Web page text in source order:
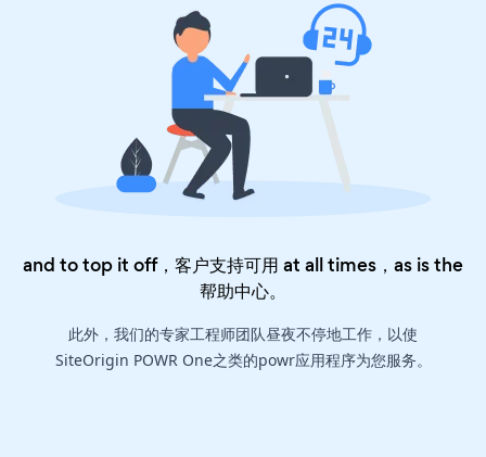
and to top it off，客户支持可用 at all times，as is the
帮助中心。
此外，我们的专家工程师团队昼夜不停地工作，以使
SiteOrigin POWR One之类的powr应用程序为您服务。